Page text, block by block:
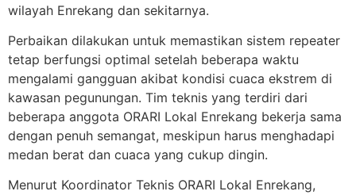
wilayah Enrekang dan sekitarnya.
Perbaikan dilakukan untuk memastikan sistem repeater
tetap berfungsi optimal setelah beberapa waktu
mengalami gangguan akibat kondisi cuaca ekstrem di
kawasan pegunungan. Tim teknis yang terdiri dari
beberapa anggota ORARI Lokal Enrekang bekerja sama
dengan penuh semangat, meskipun harus menghadapi
medan berat dan cuaca yang cukup dingin.
Menurut Koordinator Teknis ORARI Lokal Enrekang,